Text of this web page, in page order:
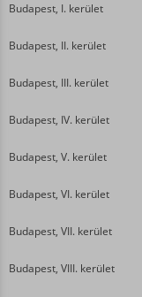
Budapest, I. kerület
Budapest, II. kerület
Budapest, III. kerület
Budapest, IV. kerület
Budapest, V. kerület
Budapest, VI. kerület
Budapest, VII. kerület
Budapest, VIII. kerület